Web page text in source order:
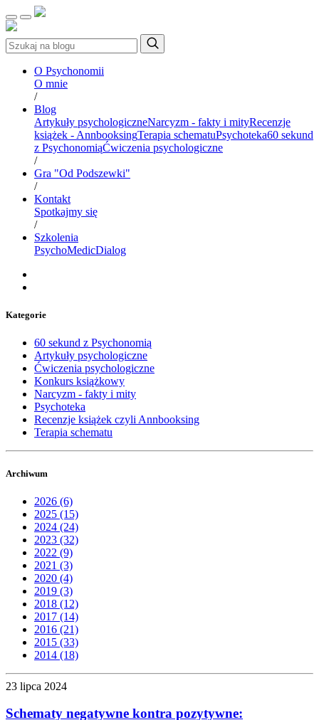
O Psychonomii
O mnie
/
Blog
Artykuły psychologiczneNarcyzm - fakty i mityRecenzje
książek - AnnbooksingTerapia schematuPsychoteka60 sekund
z PsychonomiąĆwiczenia psychologiczne
/
Gra "Od Podszewki"
/
Kontakt
Spotkajmy się
/
Szkolenia
PsychoMedicDialog
Kategorie
60 sekund z Psychonomią
Artykuły psychologiczne
Ćwiczenia psychologiczne
Konkurs książkowy
Narcyzm - fakty i mity
Psychoteka
Recenzje książek czyli Annbooksing
Terapia schematu
Archiwum
2026 (6)
2025 (15)
2024 (24)
2023 (32)
2022 (9)
2021 (3)
2020 (4)
2019 (3)
2018 (12)
2017 (14)
2016 (21)
2015 (33)
2014 (18)
23 lipca 2024
Schematy negatywne kontra pozytywne: